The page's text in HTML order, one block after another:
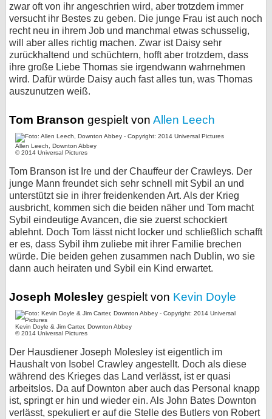
zwar oft von ihr angeschrien wird, aber trotzdem immer
versucht ihr Bestes zu geben. Die junge Frau ist auch noch
recht neu in ihrem Job und manchmal etwas schusselig,
will aber alles richtig machen. Zwar ist Daisy sehr
zurückhaltend und schüchtern, hofft aber trotzdem, dass
ihre große Liebe Thomas sie irgendwann wahrnehmen
wird. Dafür würde Daisy auch fast alles tun, was Thomas
auszunutzen weiß.
Tom Branson gespielt von Allen Leech
Allen Leech, Downton Abbey
© 2014 Universal Pictures
Tom Branson ist Ire und der Chauffeur der Crawleys. Der
junge Mann freundet sich sehr schnell mit Sybil an und
unterstützt sie in ihrer freidenkenden Art. Als der Krieg
ausbricht, kommen sich die beiden näher und Tom macht
Sybil eindeutige Avancen, die sie zuerst schockiert
ablehnt. Doch Tom lässt nicht locker und schließlich schafft
er es, dass Sybil ihm zuliebe mit ihrer Familie brechen
würde. Die beiden gehen zusammen nach Dublin, wo sie
dann auch heiraten und Sybil ein Kind erwartet.
Joseph Molesley gespielt von Kevin Doyle
Kevin Doyle & Jim Carter, Downton Abbey
© 2014 Universal Pictures
Der Hausdiener Joseph Molesley ist eigentlich im
Haushalt von Isobel Crawley angestellt. Doch als diese
während des Krieges das Land verlässt, ist er quasi
arbeitslos. Da auf Downton aber auch das Personal knapp
ist, springt er hin und wieder ein. Als John Bates Downton
verlässt, spekuliert er auf die Stelle des Butlers von Robert